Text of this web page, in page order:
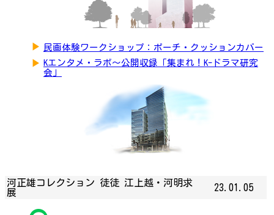
▶ 民画体験ワークショップ：ポーチ・クッションカバー
▶ Kエンタメ・ラボ～公開収録「集まれ！K-ドラマ研究
会」
河正雄コレクション 徒徒 江上越・河明求
展
23.01.05